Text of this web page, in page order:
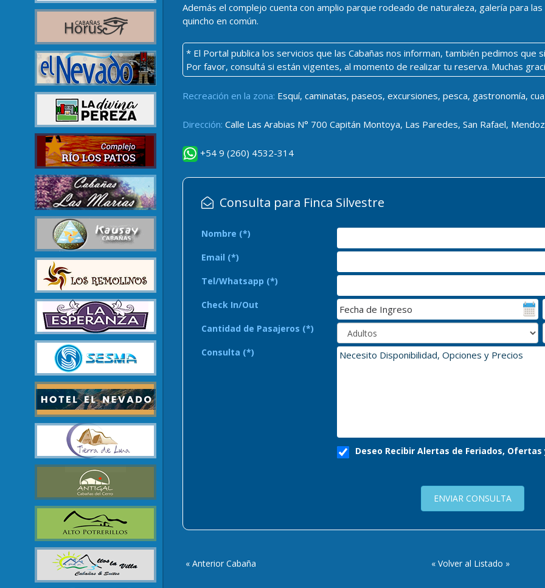
Además el complejo cuenta con amplio parque rodeado de naturaleza, galería para
quincho en común.
* El Portal publica los servicios que las Cabañas nos informan, también pedimos que
Por favor, consultá si están vigentes, al momento de realizar tu reserva. Muchas
Recreación en la zona: Esquí, caminatas, paseos, excursiones, pesca, gastronomía,
Dirección: Calle Las Arabias N° 700 Capitán Montoya, Las Paredes, San Rafael,
+54 9 (260) 4532-314
Consulta para Finca Silvestre
Nombre (*)
Email (*)
Tel/Whatsapp (*)
Check In/Out
Cantidad de Pasajeros (*)
Consulta (*)
Deseo Recibir Alertas de Feriados,
ENVIAR CONSULTA
« Anterior Cabaña « Volver al Listado »